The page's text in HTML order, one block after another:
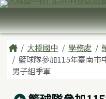
跳至主內容區
臺南市大橋國中
導覽列
主內容區域
Home大橋國中 學務處
籃球隊參加115年臺南市
男子組季軍
頁尾區域